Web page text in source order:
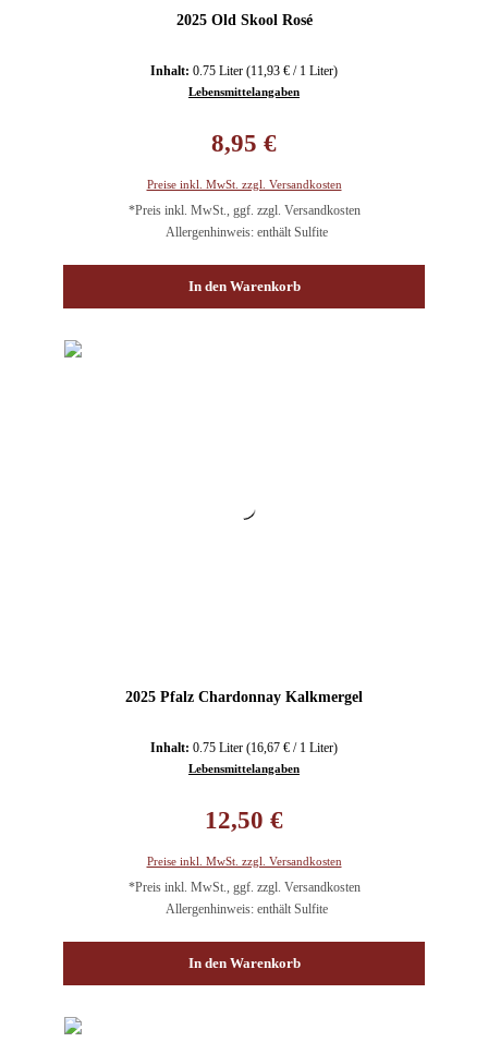
2025 Old Skool Rosé
Inhalt: 0.75 Liter (11,93 € / 1 Liter)
Lebensmittelangaben
8,95 €
Preise inkl. MwSt. zzgl. Versandkosten
*Preis inkl. MwSt., ggf. zzgl. Versandkosten
Allergenhinweis: enthält Sulfite
In den Warenkorb
2025 Pfalz Chardonnay Kalkmergel
Inhalt: 0.75 Liter (16,67 € / 1 Liter)
Lebensmittelangaben
12,50 €
Preise inkl. MwSt. zzgl. Versandkosten
*Preis inkl. MwSt., ggf. zzgl. Versandkosten
Allergenhinweis: enthält Sulfite
In den Warenkorb